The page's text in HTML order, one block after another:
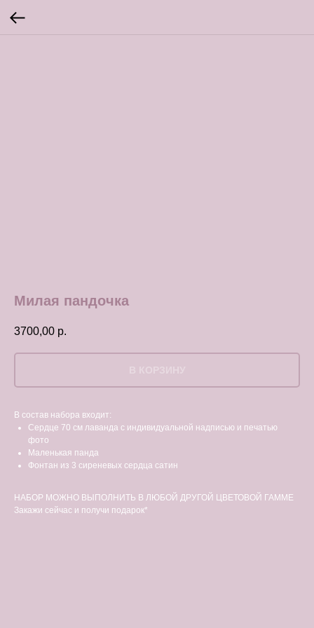
Милая пандочка
3700,00 р.
В состав набора входит:
Сердце 70 см лаванда с индивидуальной надписью и печатью
фото
Маленькая панда
Фонтан из 3 сиреневых сердца сатин
НАБОР МОЖНО ВЫПОЛНИТЬ В ЛЮБОЙ ДРУГОЙ ЦВЕТОВОЙ ГАММЕ
Закажи сейчас и получи подарок*